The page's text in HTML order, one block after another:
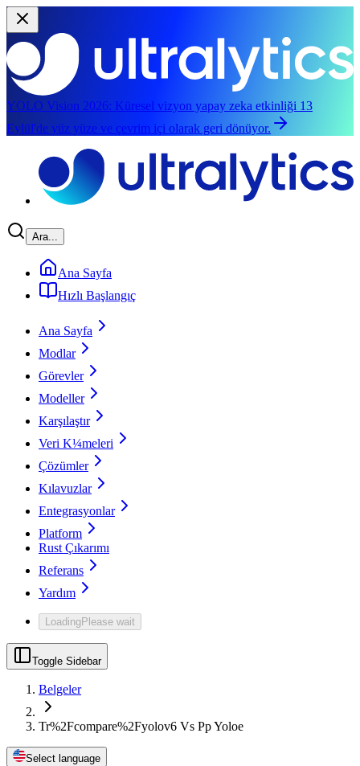
YOLO Vision 2026: Küresel vizyon yapay zeka etkinliği 13
Eylül'de yüz yüze ve çevrim içi olarak geri dönüyor.
Ara...
Ana Sayfa
Hızlı Başlangıç
Ana Sayfa
Modlar
Görevler
Modeller
Karşılaştır
Veri K¼meleri
Çözümler
Kılavuzlar
Entegrasyonlar
Platform
Rust Çıkarımı
Referans
Yardım
LoadingPlease wait
Toggle Sidebar
Belgeler
Tr%2Fcompare%2Fyolov6 Vs Pp Yoloe
Select language